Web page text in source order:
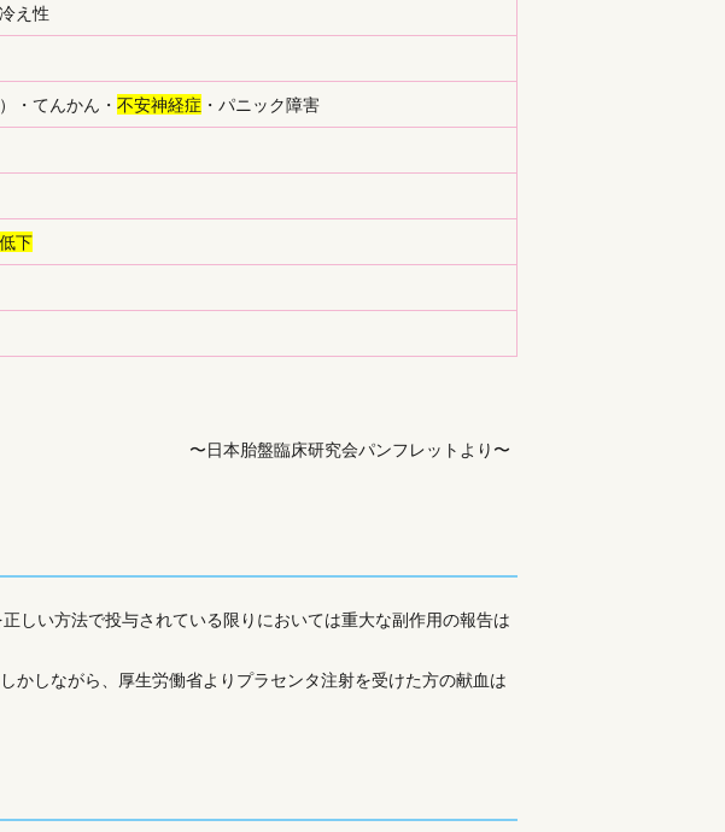
え性
・てんかん・ 不安神経症 ・パニック障害
下
フレットより〜
しい方法で投与されている限りにおいては重大な副作用の報告は
かしながら、厚生労働省よりプラセンタ注射を受けた方の献血は